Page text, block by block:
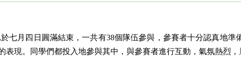
於七月四日圓滿結束，一共有38個隊伍參與，參賽者十分認真地準
表現。同學們都投入地參與其中，與參賽者進行互動，氣氛熱烈，